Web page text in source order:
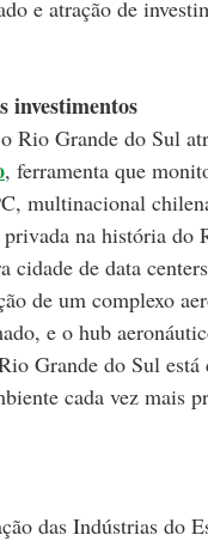
e atração de
investimentos
Rio Grande do Sul
, ferramenta que
multinacional
na história
cidade de data
de um complexo
e o hub
Grande do Sul
cada vez mais
das Indústrias do